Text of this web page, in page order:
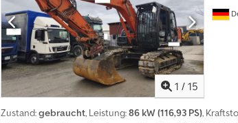
1 / 15
Zustand:gebraucht, Leistung:86 kW (116,93 PS),